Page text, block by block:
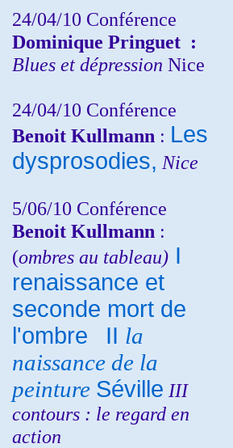
24/04/10 Conférence
Dominique Pringuet :
Blues et dépression Nice
24/04/10 Conférence
Benoit Kullmann : Les
dysprosodies, Nice
5/06/10 Conférence
Benoit Kullmann :
(ombres au tableau) I
renaissance et
seconde mort de
l'ombre
II la
naissance de la
peinture Séville III
contours : le regard en
action